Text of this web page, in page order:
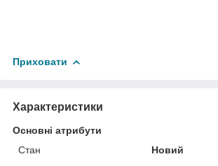
Приховати
Характеристики
Основні атрибути
Стан
Новий